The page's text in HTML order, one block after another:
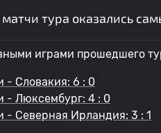
тура оказались
играми прошедшего
- Словакия: 6 : 0
- Люксембург: 4 : 0
- Северная Ирландия: 3 : 1